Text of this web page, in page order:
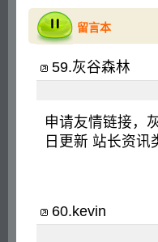
留言本
59.灰谷森林
申请友情链接，
日更新 站长资讯
60.kevin